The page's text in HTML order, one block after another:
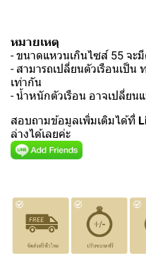
หมายเหตุ
- ขนาดแหวนเกินไซส์ 55 จะ
- สามารถเปลี่ยนตัวเรือนเป็
เท่ากัน
- น้ำหนักตัวเรือน อาจเปลี่ย
สอบถามข้อมูลเพิ่มเติมได้ที่
ล่างได้เลยค่ะ